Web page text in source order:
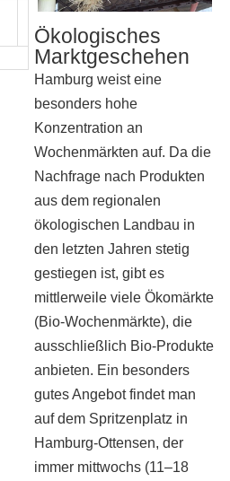
Fr: 14:00 – 18:00 Uhr
Ökologisches
Marktgeschehen
Hamburg weist eine
besonders hohe
Konzentration an
Wochenmärkten auf. Da die
Nachfrage nach Produkten
aus dem regionalen
ökologischen Landbau in
den letzten Jahren stetig
gestiegen ist, gibt es
mittlerweile viele Ökomärkte
(Bio-Wochenmärkte), die
ausschließlich Bio-Produkte
anbieten. Ein besonders
gutes Angebot findet man
auf dem Spritzenplatz in
Hamburg-Ottensen, der
immer mittwochs (11–18